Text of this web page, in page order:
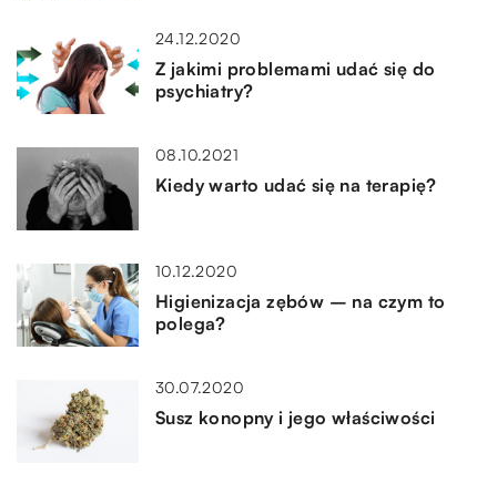
24.12.2020
Z jakimi problemami udać się do
psychiatry?
08.10.2021
Kiedy warto udać się na terapię?
10.12.2020
Higienizacja zębów – na czym to
polega?
30.07.2020
Susz konopny i jego właściwości